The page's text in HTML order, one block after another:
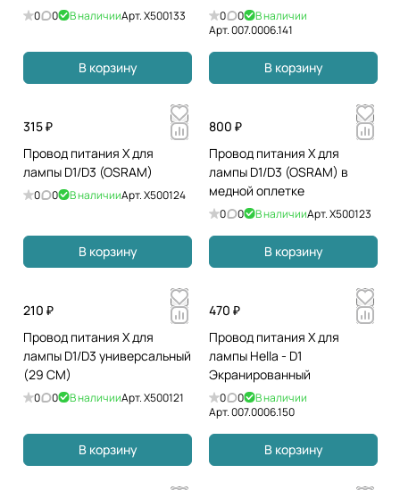
0 0 В наличииАрт.X500133
В корзину
0 0
В наличии
Арт.007.0006.141
В корзину
315 ₽
Провод питания Х для
лампы D1/D3 (OSRAM)
0 0 В наличииАрт.X500124
В корзину
800 ₽
Провод питания Х для
лампы D1/D3 (OSRAM) в
медной оплетке
0 0 В наличииАрт.X500123
В корзину
210 ₽
Провод питания Х для
лампы D1/D3 универсальный
(29 СМ)
0 0 В наличииАрт.X500121
В корзину
470 ₽
Провод питания Х для
лампы Hella - D1
Экранированный
0 0
В наличии
Арт.007.0006.150
В корзину